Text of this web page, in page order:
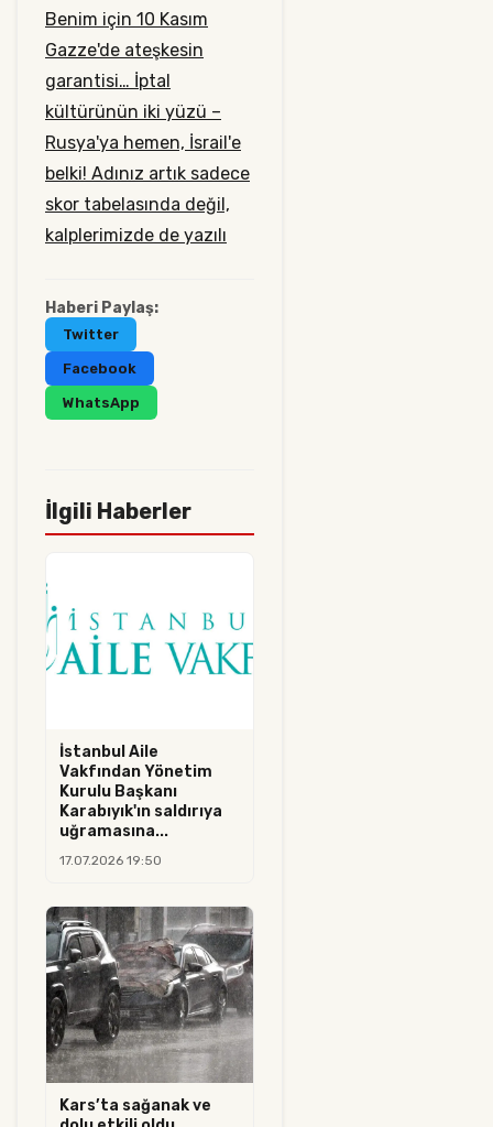
Benim için 10 Kasım
Gazze'de ateşkesin
garantisi… İptal
kültürünün iki yüzü –
Rusya'ya hemen, İsrail'e
belki! Adınız artık sadece
skor tabelasında değil,
kalplerimizde de yazılı
Haberi Paylaş:
Twitter
Facebook
WhatsApp
İlgili Haberler
İstanbul Aile
Vakfından Yönetim
Kurulu Başkanı
Karabıyık'ın saldırıya
uğramasına...
17.07.2026 19:50
Kars’ta sağanak ve